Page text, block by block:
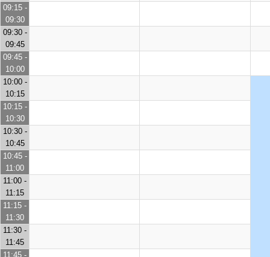
09:15 -
09:30
09:30 -
09:45
09:45 -
10:00
10:00 -
10:15
10:15 -
10:30
10:30 -
10:45
10:45 -
11:00
11:00 -
11:15
11:15 -
11:30
11:30 -
11:45
11:45 -